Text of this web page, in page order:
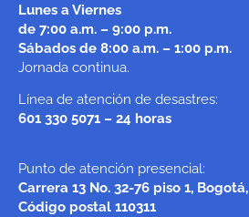
Lunes a Viernes
de 7:00 a.m. – 9:00 p.m.
Sábados de 8:00 a.m. – 1:00 p.m.
Jornada continua.
Línea de atención de desastres:
601 330 5071 – 24 horas
Punto de atención presencial:
Carrera 13 No. 32-76 piso 1, Bogotá,
Código postal 110311